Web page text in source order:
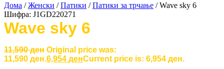
Дома /Женски /Патики /Патики за трчање / Wave sky 6
Шифра: J1GD220271
Wave sky 6
11,590ден Original price was:
11,590 ден.6,954 денCurrent price is: 6,954 ден.